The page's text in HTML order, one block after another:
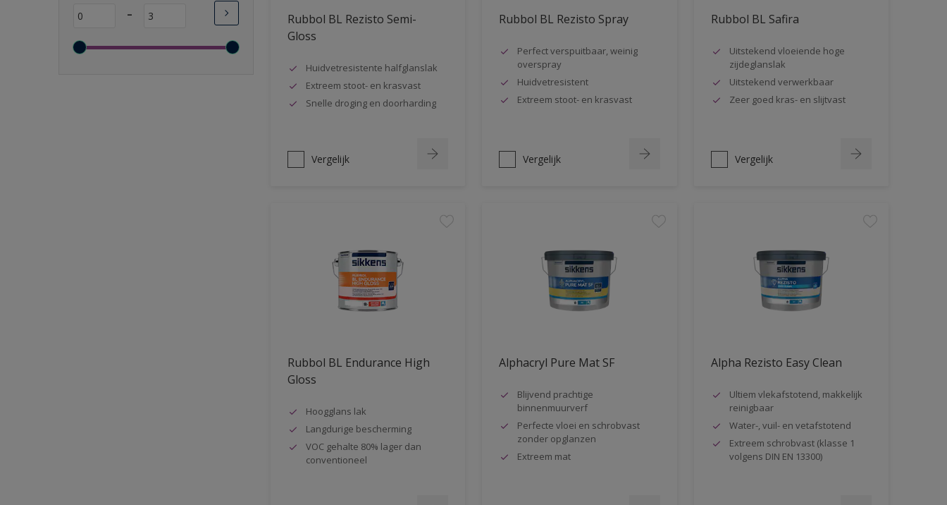
Wasbaar
Sneldrogend
-
Rubbol BL Rezisto Semi-
Gloss
Huidvetresistente halfglanslak
Extreem stoot- en krasvast
Snelle droging en doorharding
Vergelijk
Rubbol BL Rezisto Spray
Perfect verspuitbaar, weinig
overspray
Huidvetresistent
Extreem stoot- en krasvast
Vergelijk
Rubbol BL Safira
Uitstekend vloeiende hoge
zijdeglanslak
Uitstekend verwerkbaar
Zeer goed kras- en slijtvast
Vergelijk
Rubbol BL Endurance High
Gloss
Hoogglans lak
Langdurige bescherming
VOC gehalte 80% lager dan
conventioneel
Alphacryl Pure Mat SF
Blijvend prachtige
binnenmuurverf
Perfecte vloei en schrobvast
zonder opglanzen
Extreem mat
Alpha Rezisto Easy Clean
Ultiem vlekafstotend, makkelijk
reinigbaar
Water-, vuil- en vetafstotend
Extreem schrobvast (klasse 1
volgens DIN EN 13300)